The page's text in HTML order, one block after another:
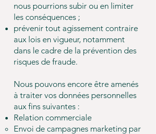
nous pourrions subir ou en limiter
les conséquences ;
prévenir tout agissement contraire
aux lois en vigueur, notamment
dans le cadre de la prévention des
risques de fraude.
Nous pouvons encore être amenés
à traiter vos données personnelles
aux fins suivantes :
Relation commerciale
​Envoi de campagnes marketing par